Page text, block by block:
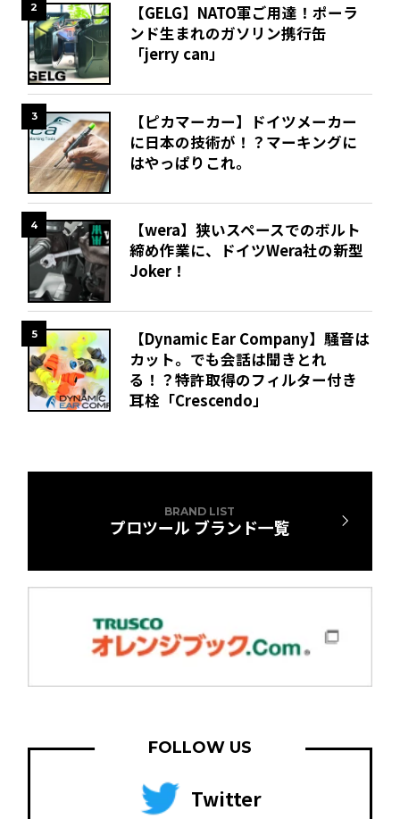
2
【GELG】NATO軍ご用達！ポーラ
ンド生まれのガソリン携行缶
「jerry can」
3
【ピカマーカー】ドイツメーカー
に日本の技術が！？マーキングに
はやっぱりこれ。
4
【wera】狭いスペースでのボルト
締め作業に、ドイツWera社の新型
Joker！
5
【Dynamic Ear Company】騒音は
カット。でも会話は聞きとれ
る！？特許取得のフィルター付き
耳栓「Crescendo」
BRAND LIST
プロツール ブランド一覧
FOLLOW US
Twitter